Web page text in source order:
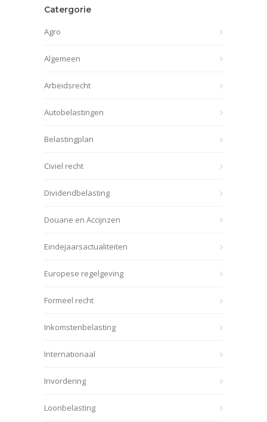
Catergorie
Agro
Algemeen
Arbeidsrecht
Autobelastingen
Belastingplan
Civiel recht
Dividendbelasting
Douane en Accijnzen
Eindejaarsactualiteiten
Europese regelgeving
Formeel recht
Inkomstenbelasting
Internationaal
Invordering
Loonbelasting